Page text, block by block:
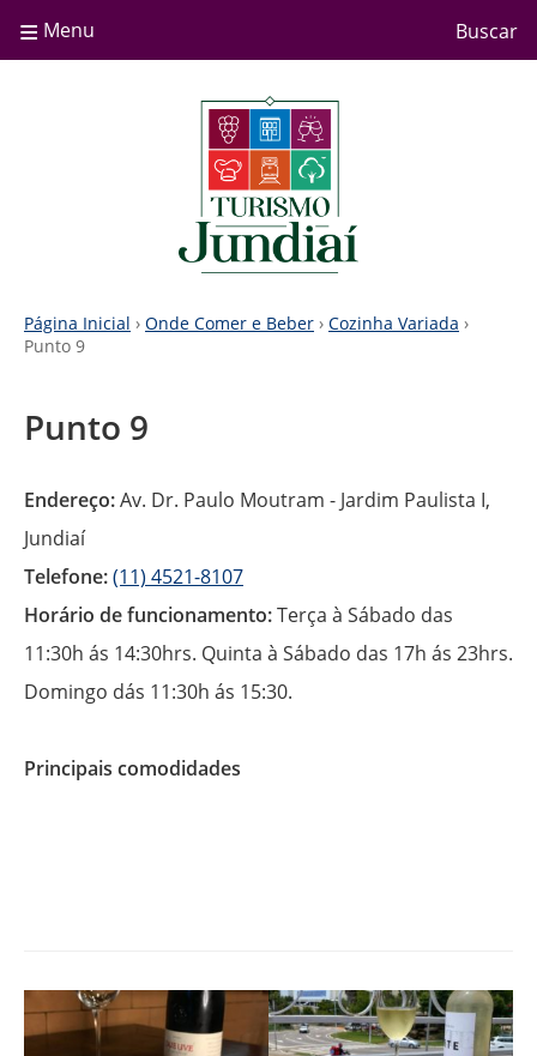
≡ Menu Buscar
Página Inicial › Onde Comer e Beber › Cozinha Variada ›
Punto 9
Punto 9
Endereço:Av. Dr. Paulo Moutram - Jardim Paulista I,
Jundiaí
Telefone:(11) 4521-8107
Horário de funcionamento:Terça à Sábado das
11:30h ás 14:30hrs. Quinta à Sábado das 17h ás 23hrs.
Domingo dás 11:30h ás 15:30.
Principais comodidades